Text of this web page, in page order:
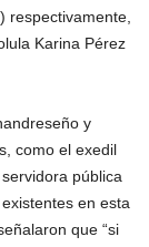
respectivamente,
Karina Pérez
y
como el exedil
pública
en esta
que “si